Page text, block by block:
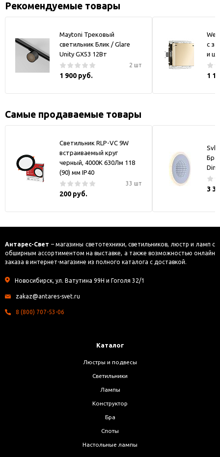
Рекомендуемые товары
Maytoni Трековый
светильник Блик / Glare
Unity GX53 12Вт
2 шт
1 900 руб.
с
и
1
Самые продаваемые товары
Светильник RLP-VC 9W
встраиваемый круг
черный, 4000К 630Лм 118
(90) мм IP40
33 шт
200 руб.
Бра
3
Антарес-Свет – магазины светотехники, светильников, люстр и ламп с
обширным ассортиментом на выставке, а также возможностью онлайн
заказа в интернет-магазине из полного каталога с доставкой.
Новосибирск, ул. Ватутина 99Н и Гоголя 32/1
zakaz@antares-svet.ru
8 (800) 707-53-06
Каталог
Люстры и подвесы
Светильники
Лампы
Конструктор
Бра
Споты
Настольные лампы